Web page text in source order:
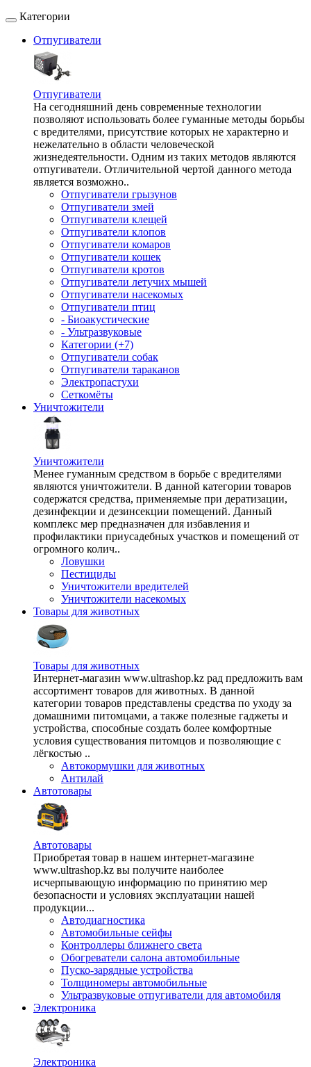
Категории
Отпугиватели
Отпугиватели
На сегодняшний день современные технологии
позволяют использовать более гуманные методы борьбы
с вредителями, присутствие которых не характерно и
нежелательно в области человеческой
жизнедеятельности. Одним из таких методов являются
отпугиватели. Отличительной чертой данного метода
является возможно..
Отпугиватели грызунов
Отпугиватели змей
Отпугиватели клещей
Отпугиватели клопов
Отпугиватели комаров
Отпугиватели кошек
Отпугиватели кротов
Отпугиватели летучих мышей
Отпугиватели насекомых
Отпугиватели птиц
- Биоакустические
- Ультразвуковые
Категории (+7)
Отпугиватели собак
Отпугиватели тараканов
Электропастухи
Сеткомёты
Уничтожители
Уничтожители
Менее гуманным средством в борьбе с вредителями
являются уничтожители. В данной категории товаров
содержатся средства, применяемые при дератизации,
дезинфекции и дезинсекции помещений. Данный
комплекс мер предназначен для избавления и
профилактики приусадебных участков и помещений от
огромного колич..
Ловушки
Пестициды
Уничтожители вредителей
Уничтожители насекомых
Товары для животных
Товары для животных
Интернет-магазин www.ultrashop.kz рад предложить вам
ассортимент товаров для животных. В данной
категории товаров представлены средства по уходу за
домашними питомцами, а также полезные гаджеты и
устройства, способные создать более комфортные
условия существования питомцов и позволяющие с
лёгкостью ..
Автокормушки для животных
Антилай
Автотовары
Автотовары
Приобретая товар в нашем интернет-магазине
www.ultrashop.kz вы получите наиболее
исчерпывающую информацию по принятию мер
безопасности и условиях эксплуатации нашей
продукции...
Автодиагностика
Автомобильные сейфы
Контроллеры ближнего света
Обогреватели салона автомобильные
Пуско-зарядные устройства
Толщиномеры автомобильные
Ультразвуковые отпугиватели для автомобиля
Электроника
Электроника